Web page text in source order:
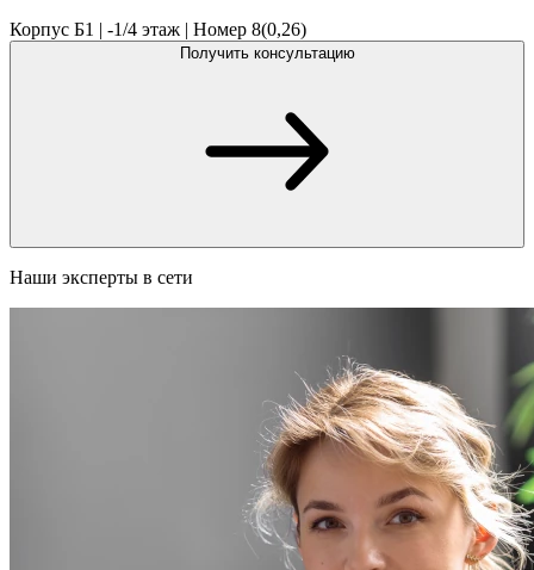
Корпус Б1 | -1/4 этаж | Номер 8(0,26)
Получить консультацию
Наши эксперты в сети